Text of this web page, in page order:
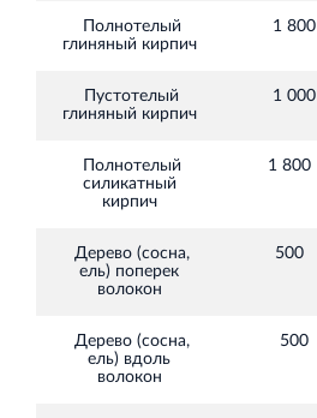
Полнотелый
глиняный кирпич
1 800
Пустотелый
глиняный кирпич
1 000
Полнотелый
силикатный
кирпич
1 800
Дерево (сосна,
ель) поперек
волокон
500
Дерево (сосна,
ель) вдоль
волокон
500